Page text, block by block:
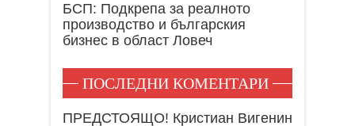
БСП: Подкрепа за реалното
производство и българския
бизнес в област Ловеч
ПОСЛЕДНИ КОМЕНТАРИ
ПРЕДСТОЯЩО! Кристиан Вигенин